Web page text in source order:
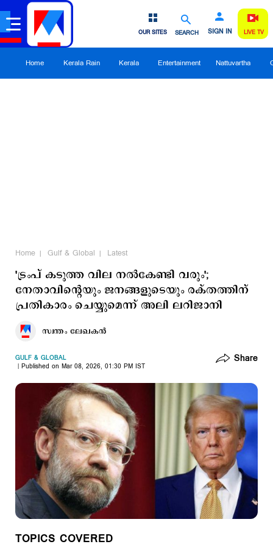
SEARCH SIGN IN
OUR SITES LIVE TV
Home Kerala Rain Kerala Entertainment Nattuvartha
Home Gulf & Global Latest
'ട്രംപ് കടുത്ത വില നൽകേണ്ടി വരും';
നേതാവിന്റെയും ജനങ്ങളുടെയും രക്തത്തിന്
പ്രതികാരം ചെയ്യുമെന്ന് അലി ലറിജാനി
സ്വന്തം ലേഖകൻ
GULF & GLOBAL
Published on Mar 08, 2026, 01:30 PM IST
Share
TOPICS COVERED